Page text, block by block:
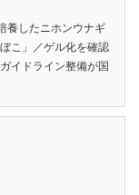
養したニホンウナギ
こ」／ゲル化を確認
イドライン整備が国